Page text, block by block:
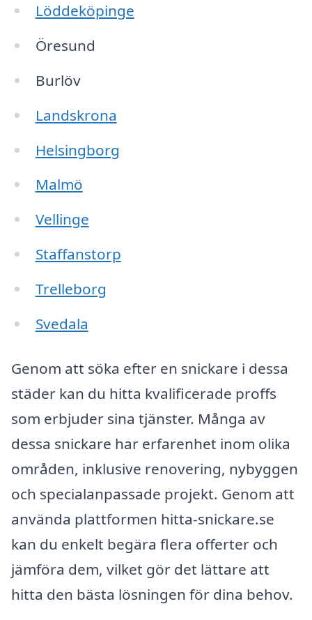
Löddeköpinge
Öresund
Burlöv
Landskrona
Helsingborg
Malmö
Vellinge
Staffanstorp
Trelleborg
Svedala
Genom att söka efter en snickare i dessa
städer kan du hitta kvalificerade proffs
som erbjuder sina tjänster. Många av
dessa snickare har erfarenhet inom olika
områden, inklusive renovering, nybyggen
och specialanpassade projekt. Genom att
använda plattformen hitta-snickare.se
kan du enkelt begära flera offerter och
jämföra dem, vilket gör det lättare att
hitta den bästa lösningen för dina behov.